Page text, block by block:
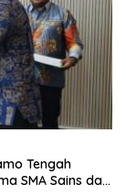
Tengah
SMA Sains dan